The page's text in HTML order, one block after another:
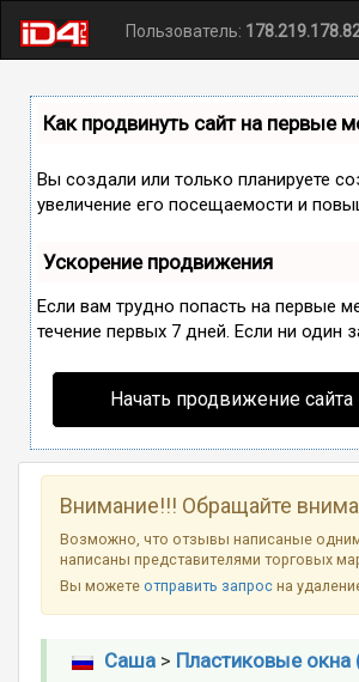
Пользователь:
Как продвинуть сайт на первые
Вы создали или только планируете
увеличение его посещаемости и
Ускорение продвижения
Если вам трудно попасть на первые
течение первых 7 дней. Если ни один
Начать продвижение сайта
Внимание!!! Обращайте
Возможно, что отзывы написаные
написаны представителями торговых
Вы можетеотправить запрос на
Саша> Пластиковые окна